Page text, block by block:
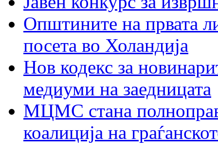
Општините на првата
посета во Холандија
Нов кодекс за
медиуми на заедницата
МЦМС стана
коалиција на